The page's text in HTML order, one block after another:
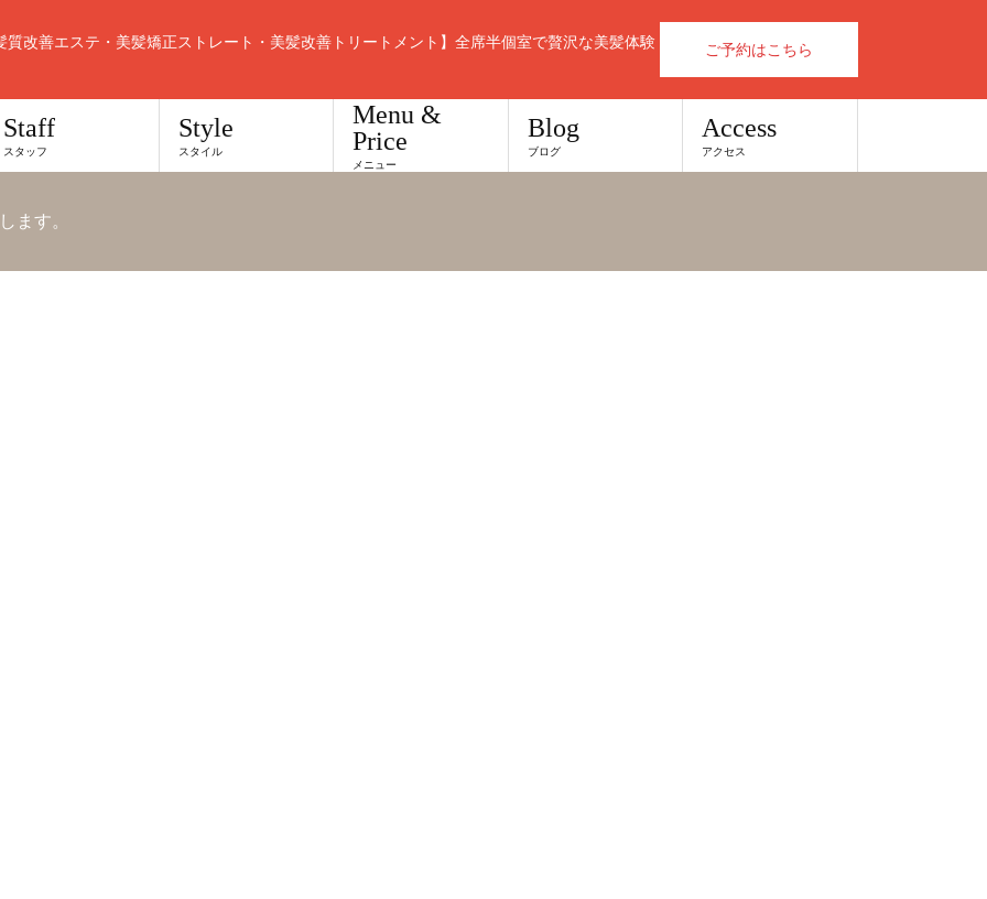
改善エステ・美髪矯正ストレート・美髪改善トリートメント】全席半個室で贅沢な美髪体験 ご予約はこちら
Staff
スタッフ
Style
スタイル
Menu &
Price
メニュー
Blog
ブログ
Access
アクセス
ます。